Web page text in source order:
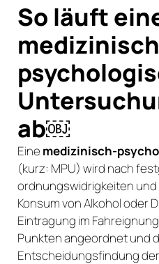
So läuft
medizinisch
ab￼
Eine medizinisch-
(kurz: MPU) wird nach
ordnungs­widrigkeiten
Konsum von Alkohol oder
Eintragung im
Punkten angeordnet und
Entscheidungsfindung